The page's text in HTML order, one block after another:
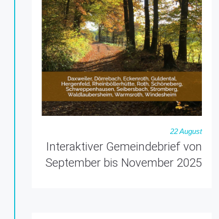
22 August
Interaktiver Gemeindebrief von
September bis November 2025